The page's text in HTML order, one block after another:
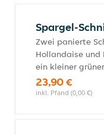
Spargel-
Zwei panierte
Hollandaise und
ein kleiner
23,90 €
inkl. Pfand (0,00 €)